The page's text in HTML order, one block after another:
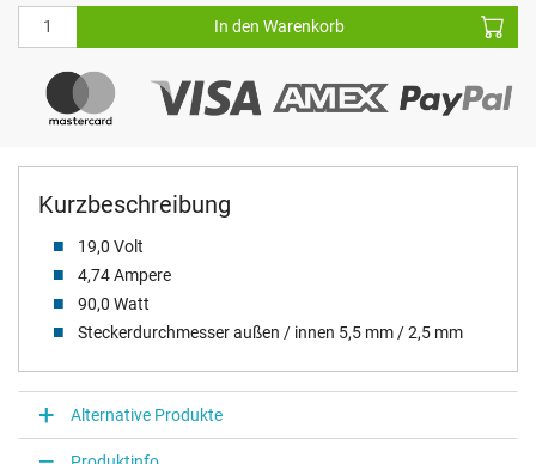
Kurzbeschreibung
19,0 Volt
4,74 Ampere
90,0 Watt
Steckerdurchmesser außen / innen 5,5 mm / 2,5 mm
In den Warenkorb
Alternative Produkte